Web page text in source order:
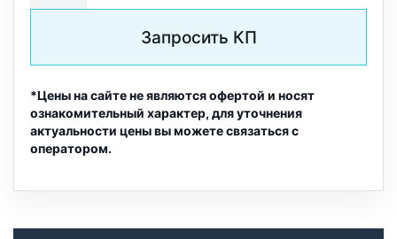
Запросить КП
*Цены на сайте не являются офертой и носят
ознакомительный характер, для уточнения
актуальности цены вы можете связаться с
оператором.